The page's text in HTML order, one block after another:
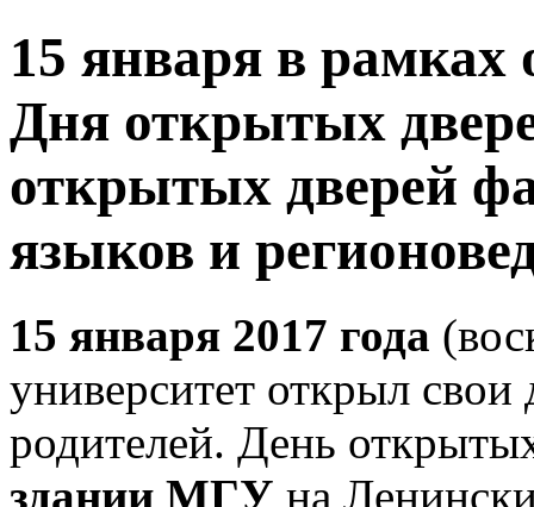
15 января в рамках
Дня открытых
открытых дверей
языков и
15 января 2017 года
университет открыл
родителей. День
здании МГУ на